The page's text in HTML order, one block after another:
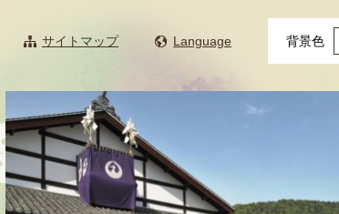
サイトマップ Language 背景色